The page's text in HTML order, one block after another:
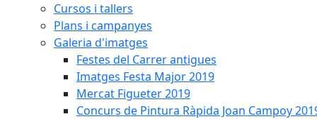
Cursos i tallers
Plans i campanyes
Galeria d'imatges
Festes del Carrer antigues
Imatges Festa Major 2019
Mercat Figueter 2019
Concurs de Pintura Ràpida Joan Campoy